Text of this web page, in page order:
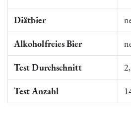
Diätbier
Alkoholfreies Bier
Test Durchschnitt
Test Anzahl